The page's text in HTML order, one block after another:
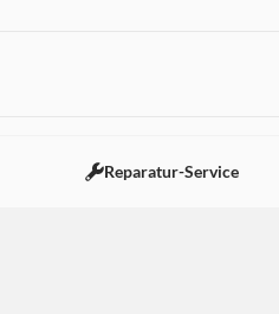
Reparatur-Service